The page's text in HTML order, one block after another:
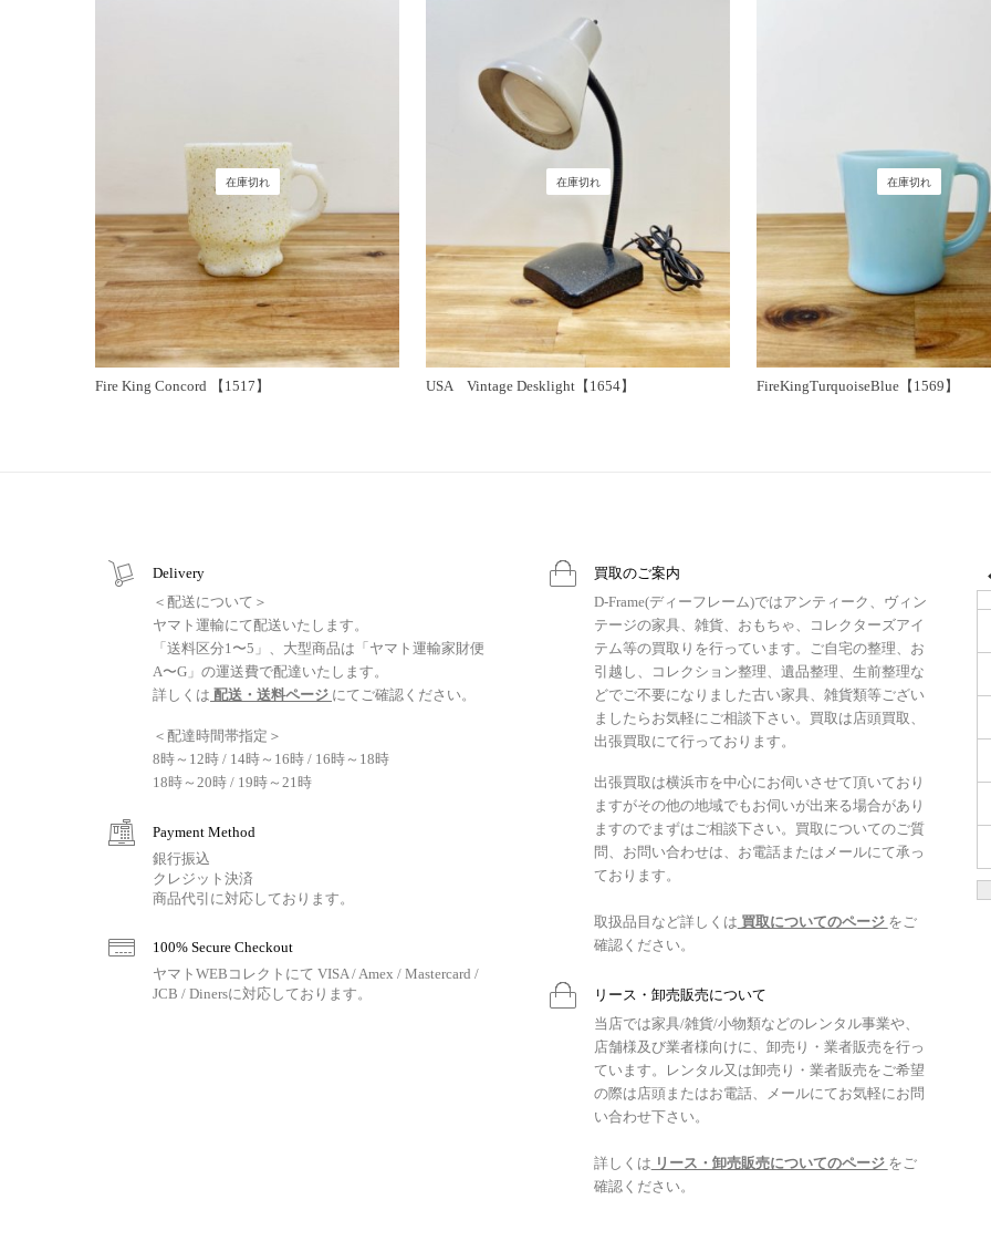
在庫切れ
Fire King Concord 【1517】
在庫切れ
USA Vintage Desklight【1654】
在庫切れ
FireKingTurquoiseBlue【1569】
Delivery
＜配送について＞
ヤマト運輸にて配送いたします。
「送料区分1〜5」、大型商品は「ヤマト運輸家財便
A〜G」の運送費で配達いたします。
詳しくは 配送・送料ページ にてご確認ください。
＜配達時間帯指定＞
8時～12時 / 14時～16時 / 16時～18時
18時～20時 / 19時～21時
Payment Method
銀行振込
クレジット決済
商品代引に対応しております。
100% Secure Checkout
ヤマトWEBコレクトにて VISA / Amex / Mastercard /
JCB / Dinersに対応しております。
買取のご案内
D-Frame(ディーフレーム)ではアンティーク、ヴィン
テージの家具、雑貨、おもちゃ、コレクターズアイ
テム等の買取りを行っています。ご自宅の整理、お
引越し、コレクション整理、遺品整理、生前整理な
どでご不要になりました古い家具、雑貨類等ござい
ましたらお気軽にご相談下さい。買取は店頭買取、
出張買取にて行っております。
出張買取は横浜市を中心にお伺いさせて頂いており
ますがその他の地域でもお伺いが出来る場合があり
ますのでまずはご相談下さい。買取についてのご質
問、お問い合わせは、お電話またはメールにて承っ
ております。
取扱品目など詳しくは 買取についてのページ をご
確認ください。
リース・卸売販売について
当店では家具/雑貨/小物類などのレンタル事業や、
店舗様及び業者様向けに、卸売り・業者販売を行っ
ています。レンタル又は卸売り・業者販売をご希望
の際は店頭またはお電話、メールにてお気軽にお問
い合わせ下さい。
詳しくは リース・卸売販売についてのページ をご
確認ください。